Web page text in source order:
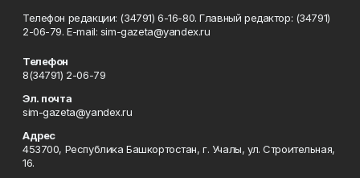
Телефон редакции: (34791) 6-16-80. Главный редактор: (34791)
2-06-79. Е-mаil: sim-gazeta@yandex.ru
Телефон
8(34791) 2-06-79
Эл. почта
sim-gazeta@yandex.ru
Адрес
453700, Республика Башкортостан, г. Учалы, ул. Строительная,
16.